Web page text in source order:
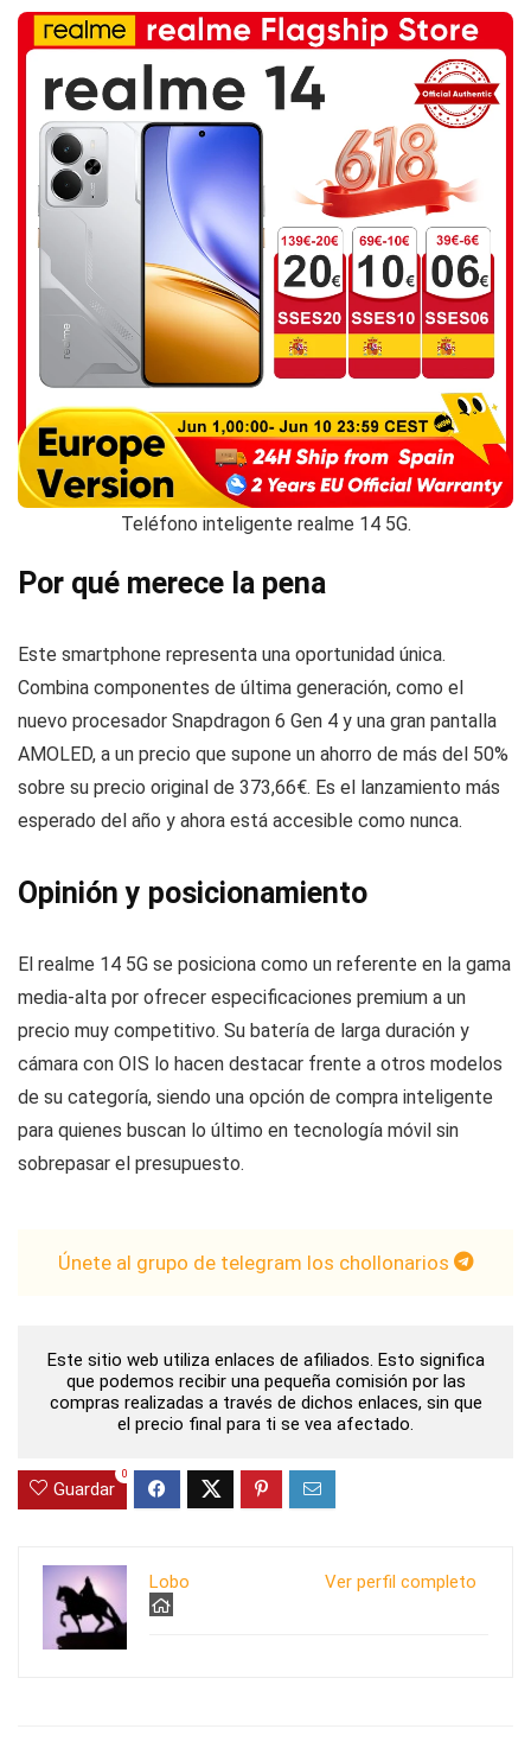
Teléfono inteligente realme 14 5G.
Por qué merece la pena
Este smartphone representa una oportunidad única.
Combina componentes de última generación, como el
nuevo procesador Snapdragon 6 Gen 4 y una gran pantalla
AMOLED, a un precio que supone un ahorro de más del 50%
sobre su precio original de 373,66€. Es el lanzamiento más
esperado del año y ahora está accesible como nunca.
Opinión y posicionamiento
El realme 14 5G se posiciona como un referente en la gama
media-alta por ofrecer especificaciones premium a un
precio muy competitivo. Su batería de larga duración y
cámara con OIS lo hacen destacar frente a otros modelos
de su categoría, siendo una opción de compra inteligente
para quienes buscan lo último en tecnología móvil sin
sobrepasar el presupuesto.
Únete al grupo de telegram los chollonarios
Este sitio web utiliza enlaces de afiliados. Esto significa
que podemos recibir una pequeña comisión por las
compras realizadas a través de dichos enlaces, sin que
el precio final para ti se vea afectado.
Guardar
0
Ver perfil completo
Lobo